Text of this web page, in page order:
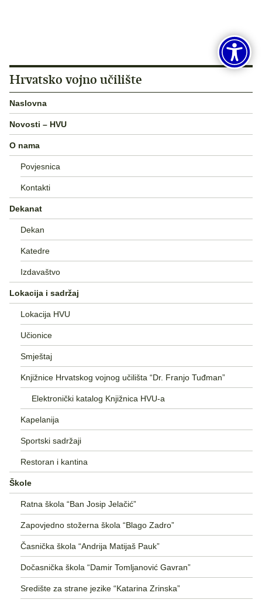
Hrvatsko vojno učilište
Naslovna
Novosti – HVU
O nama
Povjesnica
Kontakti
Dekanat
Dekan
Katedre
Izdavaštvo
Lokacija i sadržaj
Lokacija HVU
Učionice
Smještaj
Knjižnice Hrvatskog vojnog učilišta “Dr. Franjo Tuđman”
Elektronički katalog Knjižnica HVU-a
Kapelanija
Sportski sadržaji
Restoran i kantina
Škole
Ratna škola “Ban Josip Jelačić”
Zapovjedno stožerna škola “Blago Zadro”
Časnička škola “Andrija Matijaš Pauk”
Dočasnička škola “Damir Tomljanović Gavran”
Središte za strane jezike “Katarina Zrinska”